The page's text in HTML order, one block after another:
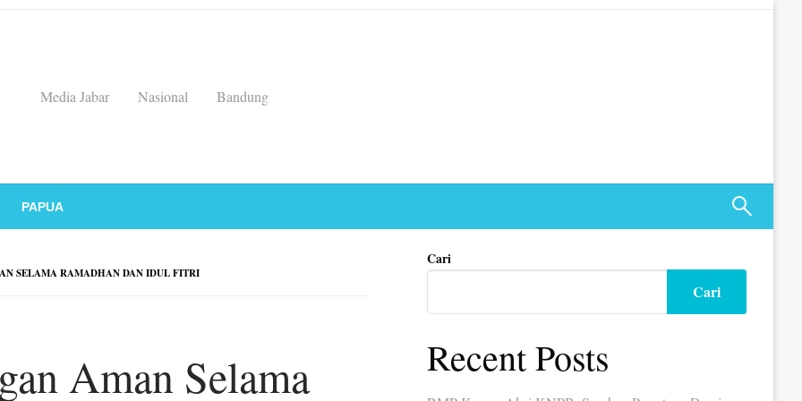
Media Jabar
Nasional Bandung
PAPUA
SELAMA RAMADHAN DAN IDUL FITRI
Aman Selama
Cari
Cari
Recent Posts